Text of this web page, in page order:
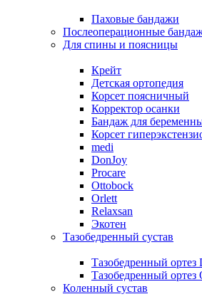
Паховые бандажи
Послеоперационные
Для спины и поясницы
Крейт
Детская ортопедия
Корсет поясничный
Корректор осанки
Бандаж для
Корсет
medi
DonJoy
Procare
Ottobock
Orlett
Relaxsan
Экотен
Тазобедренный сустав
Тазобедренный ортез
Тазобедренный ортез
Коленный сустав